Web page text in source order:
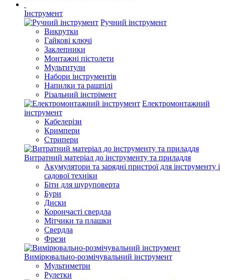
Інструмент
Ручний інструмент
Викрутки
Гайкові ключі
Заклепники
Монтажні пістолети
Мультитули
Набори інструментів
Напилки та рашпілі
Різальний інстрімент
Електромонтажний
інструмент
Кабелерізи
Кримпери
Стрипери
Витратний матеріал до інструменту та приладдя
Акумулятори та зарядні пристрої для інструменту і
садової техніки
Біти для шуруповерта
Бури
Диски
Корончасті свердла
Мітчики та плашки
Свердла
Фрези
Вимірювально-розмічувальний інструмент
Мультиметри
Рулетки